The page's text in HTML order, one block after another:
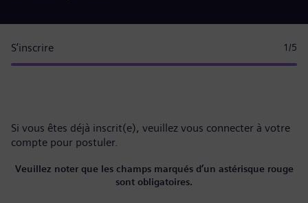
S’inscrire 1 /5
Si vous êtes déjà inscrit(e), veuillez vous connecter à votre
compte pour postuler.
Veuillez noter que les champs marqués d’un astérisque rouge
sont obligatoires.